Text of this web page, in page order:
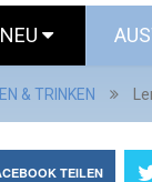
NEU
& TRINKEN
TEILEN